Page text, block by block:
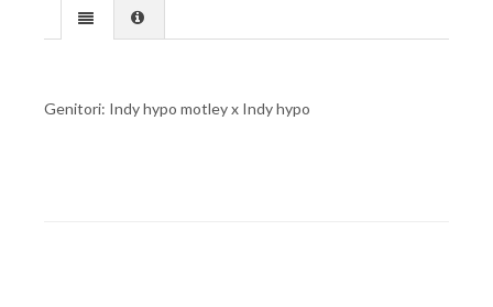
Genitori: Indy hypo motley x Indy hypo